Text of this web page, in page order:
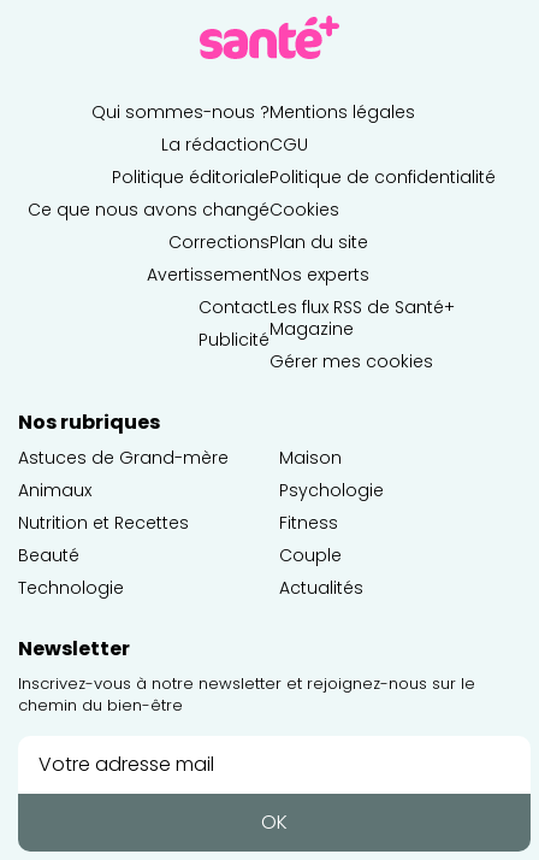
Qui sommes-nous ?
La rédaction
Politique éditoriale
Ce que nous avons changé
Corrections
Avertissement
Contact
Publicité
Mentions légales
CGU
Politique de confidentialité
Cookies
Plan du site
Nos experts
Les flux RSS de Santé+
Magazine
Gérer mes cookies
Nos rubriques
Astuces de Grand-mère
Animaux
Nutrition et Recettes
Beauté
Technologie
Maison
Psychologie
Fitness
Couple
Actualités
Newsletter
Inscrivez-vous à notre newsletter et rejoignez-nous sur le
chemin du bien-être
OK